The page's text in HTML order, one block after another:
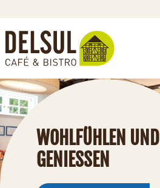
WOHLFÜHLEN UND
GENIESSEN